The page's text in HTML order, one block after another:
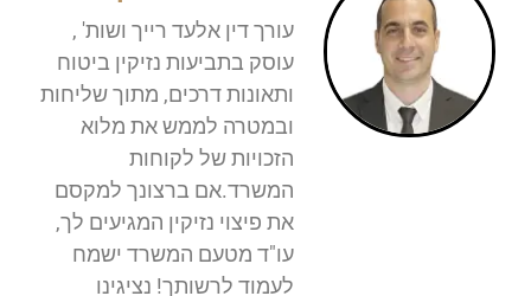
עורך דין אלעד רייך ושות' ,
עוסק בתביעות נזיקין ביטוח
ותאונות דרכים, מתוך שליחות
ובמטרה לממש את מלוא
הזכויות של לקוחות
המשרד.אם ברצונך למקסם
את פיצוי נזיקין המגיעים לך,
עו"ד מטעם המשרד ישמח
לעמוד לרשותך! נציגינו